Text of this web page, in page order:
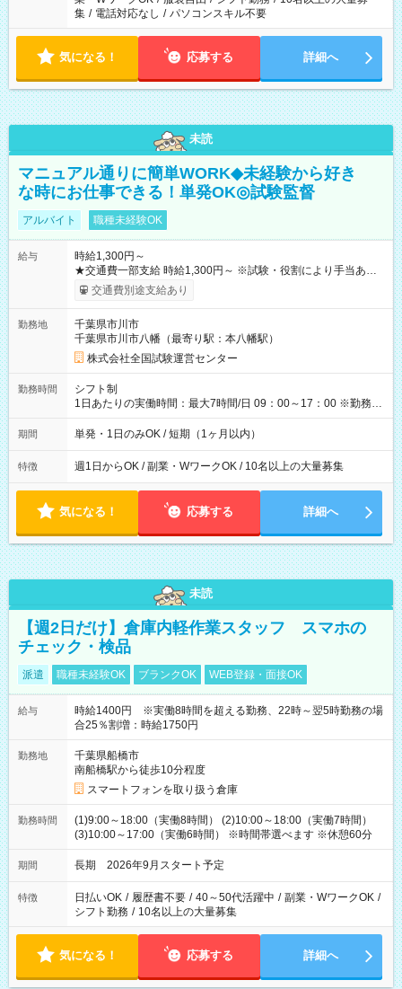
集 / 電話対応なし / パソコンスキル不要
気になる！ 応募する 詳細へ
未読
マニュアル通りに簡単WORK◆未経験から好き
な時にお仕事できる！単発OK◎試験監督
アルバイト 職種未経験OK
給与
時給1,300円～
★交通費一部支給 時給1,300円～ ※試験・役割により手当あり
※勤務回数により昇給あり 【即給（前払い）オプションあ
り！】 希望される場合、勤務から1週間ほどで給与の一部を受け
例】 ・河合塾模擬試験 8:30～17:30（休憩1時間） 時給1,300円
×8時間＝日収10,400円＋交通費 ※当日の役割により時給＋100
円の場合あり ・国家試験 7:00～13:30（休憩なし） 時給1,300
円（役割手当＋100円）×6時間＝日収8,400円＋交通費 【試用期
間】試用期間なし
交通費別途支給あり
勤務地
千葉県市川市
千葉県市川市八幡（最寄り駅：本八幡駅）
株式会社全国試験運営センター
勤務時間
シフト制
1日あたりの実働時間：最大7時間/日 09：00～17：00 ※勤務時
間は 試験により異なります。
期間 単発・1日のみOK / 短期（1ヶ月以内）
特徴 週1日からOK / 副業・WワークOK / 10名以上の大量募集
気になる！ 応募する 詳細へ
未読
【週2日だけ】倉庫内軽作業スタッフ スマホの
チェック・検品
派遣 職種未経験OK ブランクOK WEB登録・面接OK
給与
時給1400円 ※実働8時間を超える勤務、22時～翌5時勤務の場
合25％割増：時給1750円
勤務地
千葉県船橋市
南船橋駅から徒歩10分程度
スマートフォンを取り扱う倉庫
勤務時間
(1)9:00～18:00（実働8時間） (2)10:00～18:00（実働7時間）
(3)10:00～17:00（実働6時間） ※時間帯選べます ※休憩60分
期間 長期 2026年9月スタート予定
特徴 日払いOK / 履歴書不要 / 40～50代活躍中 / 副業・WワークOK /
シフト勤務 / 10名以上の大量募集
気になる！ 応募する 詳細へ